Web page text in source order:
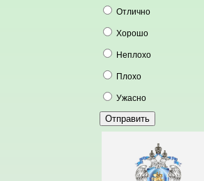
Отлично
Хорошо
Неплохо
Плохо
Ужасно